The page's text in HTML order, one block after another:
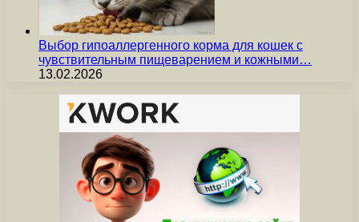
Выбор гипоаллергенного корма для кошек с
чувствительным пищеварением и кожными…
13.02.2026